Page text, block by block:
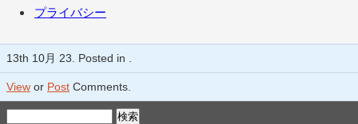
プライバシー
13th 10月 23. Posted in .
View or Post Comments.